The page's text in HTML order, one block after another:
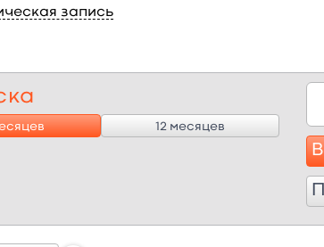
запись
12 месяцев